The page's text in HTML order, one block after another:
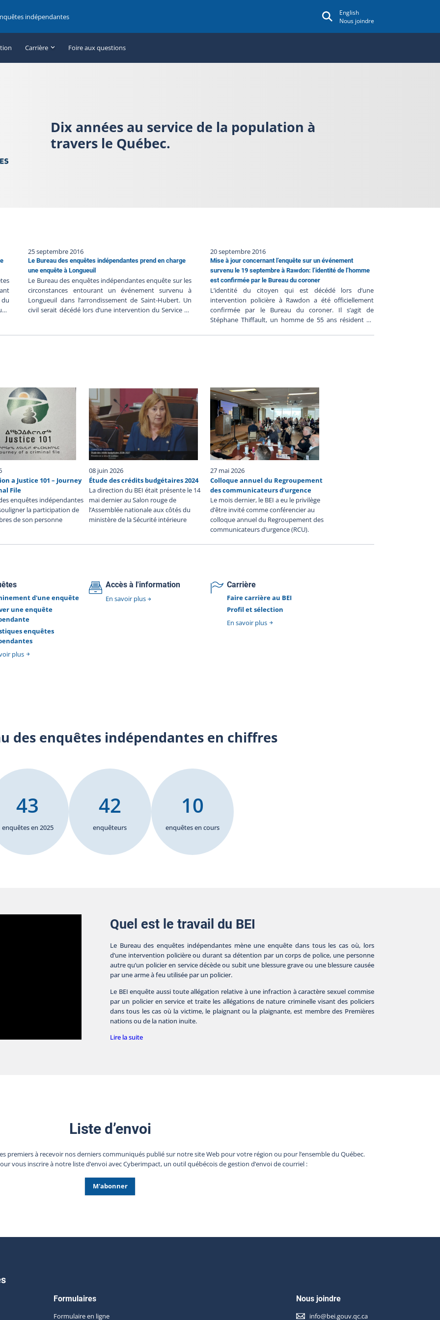
indépendantes
English
Nous joindre
Carrière Foire aux questions
Dix années au service de la population à
travers le Québec.
à
:
or
25 septembre 2016
Le Bureau des enquêtes indépendantes prend en charge
une enquête à Longueuil
Le Bureau des enquêtes indépendantes enquête sur les
circonstances entourant un événement survenu à
Longueuil dans l’arrondissement de Saint-Hubert. Un
civil serait décédé lors d’une intervention du Service de
Hubert.- Une fois sur les lieux, l’homme qui était assis au
sol se serait levé pour monter à bord de son véhicule
dans lequel se serait trouvée une arme à feu.- L’homme
aurait alors dirigé l’arme contre lui. 8 enquêteurs du BEI
ont été chargés d’enquêter sur cet événement et l’heure
d’arrivée prévue (HAP) à la publication de ce
communiqué est 19h30. Conformément au Règlement
sur le déroulement des enquêtes du Bureau des
enquêtes indépendantes, le BEI a fait appel à la Sûreté
du Québec pour agir comme corps de police de soutien
dans cette enquête. Aucune autre information n’est
disponible actuellement. Le Bureau des enquêtes
indépendantes a pour mission de faire enquête, à la
demande du ministre de la Sécurité publique, dans tous
les cas où une personne autre qu’un policier en service,
une arme à feu utilisée par un policier lors d’une
20 septembre 2016
Mise à jour concernant l’enquête sur un événement
survenu le 19 septembre à Rawdon: l’identité de l’homme
est confirmée par le Bureau du coroner
L’identité du citoyen qui est décédé lors d’une
intervention policière à Rawdon a été officiellement
confirmée par le Bureau du coroner. Il s’agit de
Stéphane Thiffault, un homme de 55 ans résident de
grave ou est blessée par une arme à feu utilisée par un
policier lors d’une intervention policière ou durant sa
détention par un corps de police.
a Justice 101 – Journey
File
enquêtes indépendantes
la participation de
de son personne
08 juin 2026
Étude des crédits budgétaires 2024
La direction du BEI était présente le 14
mai dernier au Salon rouge de
l’Assemblée nationale aux côtés du
ministère de la Sécurité intérieure
27 mai 2026
Colloque annuel du Regroupement
des communicateurs d’urgence
Le mois dernier, le BEI a eu le privilège
d’être invité comme conférencier au
colloque annuel du Regroupement des
communicateurs d’urgence (RCU).
d'une enquête
une enquête
enquêtes
plus
Accès à l'information
En savoir plus
Carrière
Faire carrière au BEI
Profil et sélection
En savoir plus
des enquêtes indépendantes en chiffres
enquêtes en 2025
43
enquêteurs
42
enquêtes en cours
10
Quel est le travail du BEI
Le Bureau des enquêtes indépendantes mène une enquête dans tous les cas où, lors
d’une intervention policière ou durant sa détention par un corps de police, une personne
autre qu’un policier en service décède ou subit une blessure grave ou une blessure causée
par une arme à feu utilisée par un policier.
Le BEI enquête aussi toute allégation relative à une infraction à caractère sexuel commise
par un policier en service et traite les allégations de nature criminelle visant des policiers
dans tous les cas où la victime, le plaignant ou la plaignante, est membre des Premières
nations ou de la nation inuite.
Lire la suite
Liste d’envoi
premiers à recevoir nos derniers communiqués publié sur notre site Web pour votre région ou pour l’ensemble du Québec.
vous inscrire à notre liste d’envoi avec Cyberimpact, un outil québécois de gestion d’envoi de courriel :
M'abonner
Formulaires
Formulaire en ligne
Nous joindre
info@bei.gouv.qc.ca